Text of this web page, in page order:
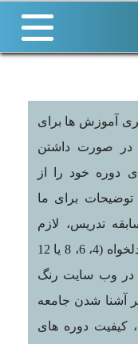
آموزش ها برای
در صورت داشتن
دوره خود را از
توضیحات برای ما
تدریس، لازم
هست که یک دوره با تعداد جلسات دلخواه (4، 6، 8 یا 12
آموزش در وب سایت رنگ
آشنا شدن جامعه
کیفیت دوره های